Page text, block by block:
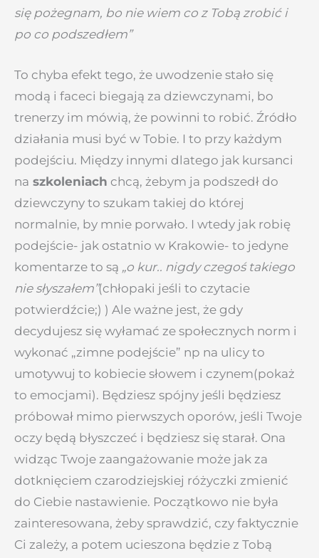
się pożegnam, bo nie wiem co z Tobą zrobić i
po co podszedłem”
To chyba efekt tego, że uwodzenie stało się
modą i faceci biegają za dziewczynami, bo
trenerzy im mówią, że powinni to robić. Źródło
działania musi być w Tobie. I to przy każdym
podejściu. Między innymi dlatego jak kursanci
na szkoleniach chcą, żebym ja podszedł do
dziewczyny to szukam takiej do której
normalnie, by mnie porwało. I wtedy jak robię
podejście- jak ostatnio w Krakowie- to jedyne
komentarze to są „o kur.. nigdy czegoś takiego
nie słyszałem”(chłopaki jeśli to czytacie
potwierdźcie;) ) Ale ważne jest, że gdy
decydujesz się wyłamać ze społecznych norm i
wykonać „zimne podejście” np na ulicy to
umotywuj to kobiecie słowem i czynem(pokaż
to emocjami). Będziesz spójny jeśli będziesz
próbował mimo pierwszych oporów, jeśli Twoje
oczy będą błyszczeć i będziesz się starał. Ona
widząc Twoje zaangażowanie może jak za
dotknięciem czarodziejskiej różyczki zmienić
do Ciebie nastawienie. Początkowo nie była
zainteresowana, żeby sprawdzić, czy faktycznie
Ci zależy, a potem ucieszona będzie z Tobą